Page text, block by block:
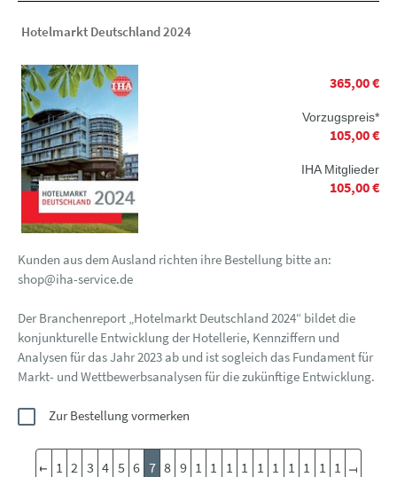
Hotelmarkt Deutschland 2024
365,00 €
Vorzugspreis*
105,00 €
IHA Mitglieder
105,00 €
Kunden aus dem Ausland richten ihre Bestellung bitte an:
shop@iha-service.de
Der Branchenreport „Hotelmarkt Deutschland 2024“ bildet die
konjunkturelle Entwicklung der Hotellerie, Kennziffern und
Analysen für das Jahr 2023 ab und ist sogleich das Fundament für
Markt- und Wettbewerbsanalysen für die zukünftige Entwicklung.
Zur Bestellung vormerken
1 2 3 4 5 6 7 8 9 1
1
1
1
1
1
1
1
1
1